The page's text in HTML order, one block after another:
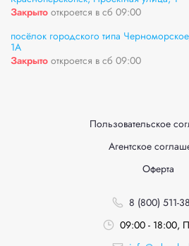
Закрыто откроется в сб 09:00
посёлок городского типа
1А
Закрыто откроется в сб 09:00
Пользовательское
Агентское
Оферта
8 (800) 511-
09:00 - 18:00,